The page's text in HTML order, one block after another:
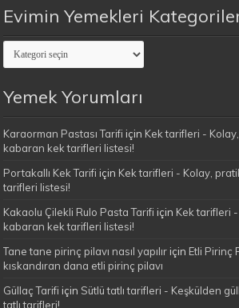
Evimin Yemekleri
Evimin
Yemekleri
Kategoriler
Yemek Yorumları
Karaorman Pastası Tarifi için Kek tarifleri -
kabaran kek tarifleri listesi!
Portakallı Kek Tarifi için Kek tarifleri - Kolay,
tarifleri listesi!
Kakaolu Çilekli Rulo Pasta Tarifi için Kek tarifleri
kabaran kek tarifleri listesi!
Tane tane pirinç pilavı nasıl yapılır için Etli Pirinç
kıskandıran dana etli pirinç pilavı
Güllaç Tarifi için Sütlü tatlı tarifleri - Keşkülden
tatlı tarifleri!